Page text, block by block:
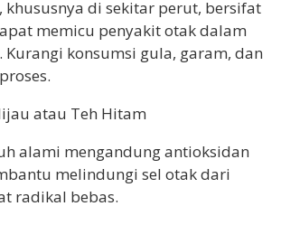
khususnya di sekitar perut, bersifat
memicu penyakit otak dalam
Kurangi konsumsi gula, garam, dan
atau Teh Hitam
alami mengandung antioksidan
melindungi sel otak dari
radikal bebas.